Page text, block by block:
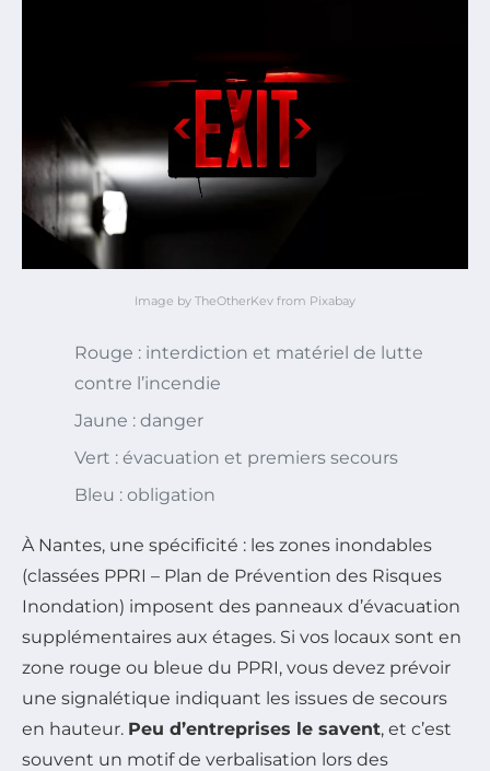
Image by TheOtherKev from Pixabay
Rouge : interdiction et matériel de lutte
contre l’incendie
Jaune : danger
Vert : évacuation et premiers secours
Bleu : obligation
À Nantes, une spécificité : les zones inondables
(classées PPRI – Plan de Prévention des Risques
Inondation) imposent des panneaux d’évacuation
supplémentaires aux étages. Si vos locaux sont en
zone rouge ou bleue du PPRI, vous devez prévoir
une signalétique indiquant les issues de secours
en hauteur. Peu d’entreprises le savent, et c’est
souvent un motif de verbalisation lors des